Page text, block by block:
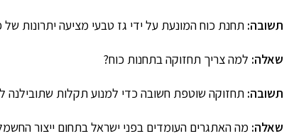
תשובה: תחנת כוח המונעת על ידי גז טבעי מציעה יתרונות
שאלה: למה צריך תחזוקה בתחנות כוח?
תשובה: תחזוקה שוטפת חשובה כדי למנוע תקלות
שאלה: מה האתגרים העומדים בפני ישראל בתחום ייצור